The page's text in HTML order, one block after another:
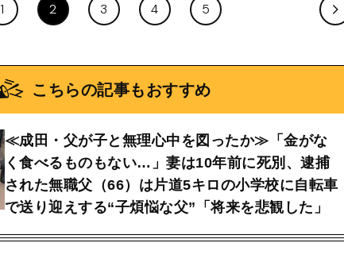
1 2 3 4 5
こちらの記事もおすすめ
≪成田・父が子と無理心中を図ったか≫「金がな
く食べるものもない…」妻は10年前に死別、逮捕
された無職父（66）は片道5キロの小学校に自転車
で送り迎えする“子煩悩な父”「将来を悲観した」